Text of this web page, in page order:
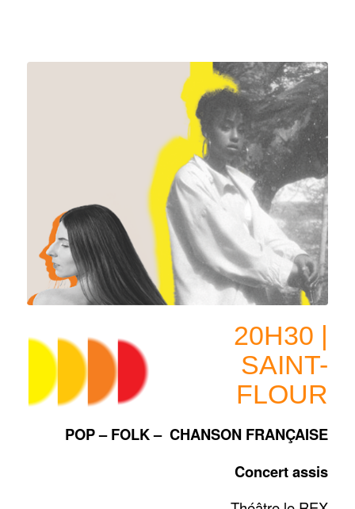
20H30 |
SAINT-
FLOUR
POP – FOLK – CHANSON FRANÇAISE
Concert assis